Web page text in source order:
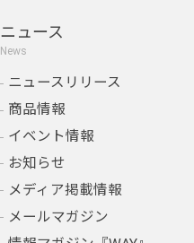
ニュース
News
ニュースリリース
商品情報
イベント情報
お知らせ
メディア掲載情報
メールマガジン